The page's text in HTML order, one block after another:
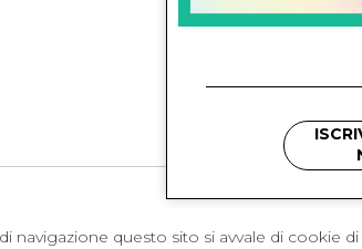
navigazione questo sito si avvale di